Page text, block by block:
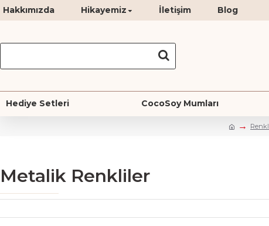
Hakkımızda Hikayemiz İletişim Blog
Hediye Setleri CocoSoy Mumları
Metalik Renkliler